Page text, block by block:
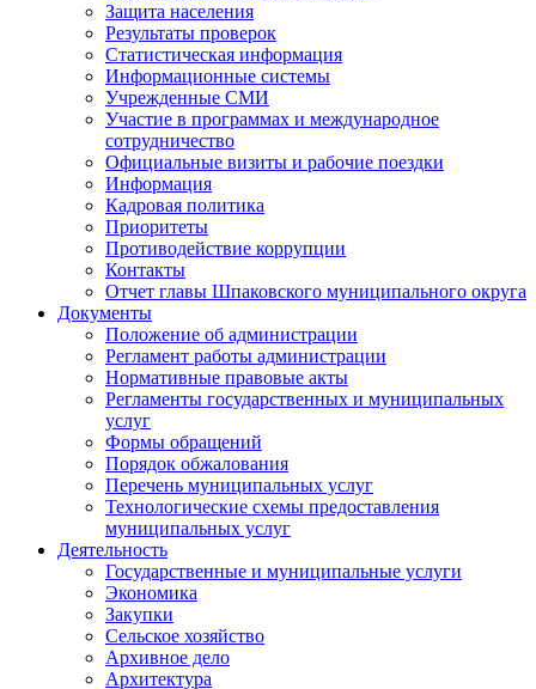
Защита населения
Результаты проверок
Статистическая информация
Информационные системы
Учрежденные СМИ
Участие в программах и международное
сотрудничество
Официальные визиты и рабочие поездки
Информация
Кадровая политика
Приоритеты
Противодействие коррупции
Контакты
Отчет главы Шпаковского муниципального округа
Документы
Положение об администрации
Регламент работы администрации
Нормативные правовые акты
Регламенты государственных и муниципальных
услуг
Формы обращений
Порядок обжалования
Перечень муниципальных услуг
Технологические схемы предоставления
муниципальных услуг
Деятельность
Государственные и муниципальные услуги
Экономика
Закупки
Сельское хозяйство
Архивное дело
Архитектура